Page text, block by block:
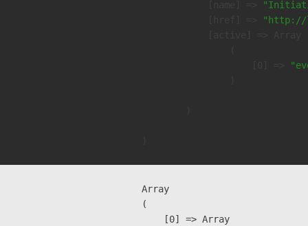
"http://
Array
(
    [0] => Array